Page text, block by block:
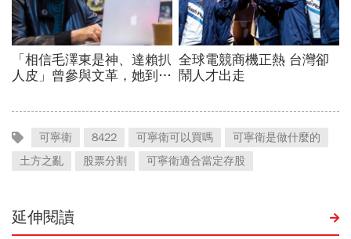
可寧衛 8422 可寧衛可以買嗎
可寧衛是做什麼的
土方之亂
股票分割 可寧衛適合當定存股
延伸閱讀